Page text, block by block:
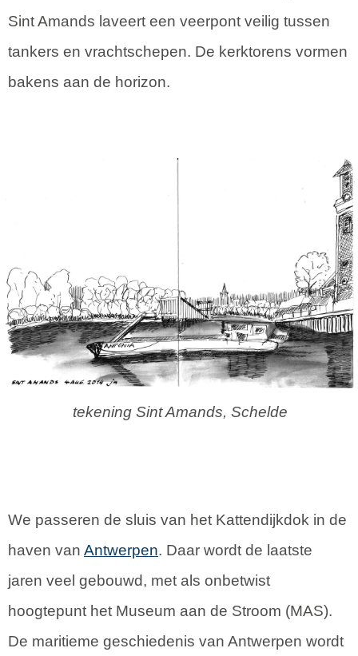
Sint Amands laveert een veerpont veilig tussen
tankers en vrachtschepen. De kerktorens vormen
bakens aan de horizon.
tekening Sint Amands, Schelde
We passeren de sluis van het Kattendijkdok in de
haven van Antwerpen. Daar wordt de laatste
jaren veel gebouwd, met als onbetwist
hoogtepunt het Museum aan de Stroom (MAS).
De maritieme geschiedenis van Antwerpen wordt